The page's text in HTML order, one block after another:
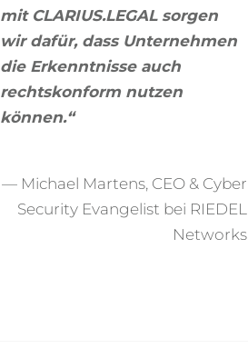
mit CLARIUS.LEGAL sorgen
wir dafür, dass Unternehmen
die Erkenntnisse auch
rechtskonform nutzen
können.“
— Michael Martens, CEO & Cyber
Security Evangelist bei RIEDEL
Networks